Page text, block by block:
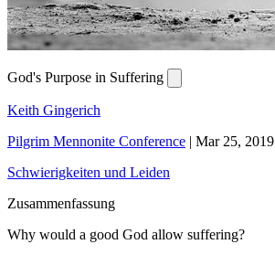
God's Purpose in Suffering
Keith Gingerich
Pilgrim Mennonite Conference | Mar 25, 2019
Schwierigkeiten und Leiden
Zusammenfassung
Why would a good God allow suffering?